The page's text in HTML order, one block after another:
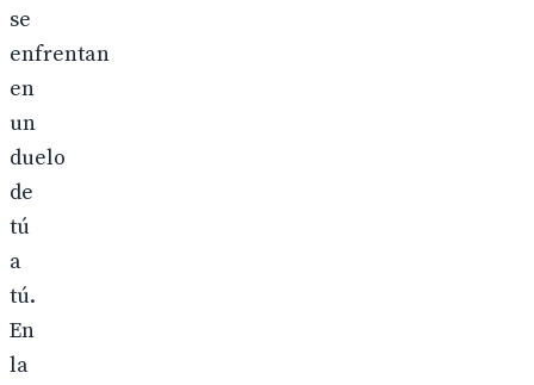
se
enfrentan
en
un
duelo
de
tú
a
tú.
En
la